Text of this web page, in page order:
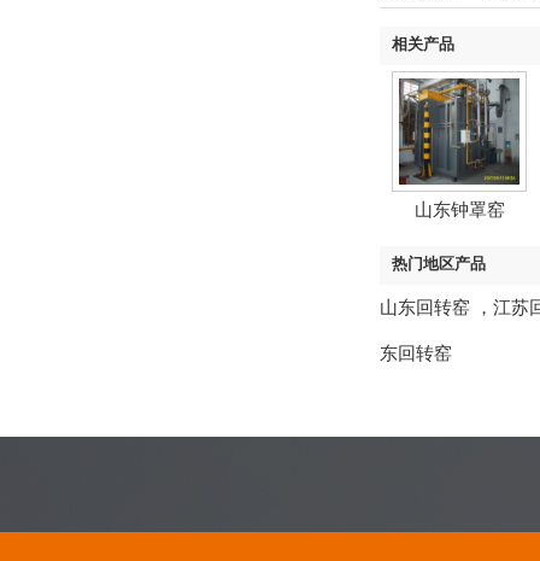
相关产品
山东钟罩窑
热门地区产品
山东回转窑 ， 江苏
东回转窑